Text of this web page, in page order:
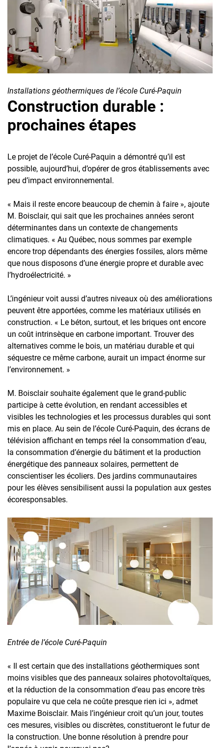
Installations géothermiques de l’école Curé-Paquin
Construction durable :
prochaines étapes
Le projet de l’école Curé-Paquin a démontré qu’il est
possible, aujourd’hui, d’opérer de gros établissements avec
peu d’impact environnemental.
« Mais il reste encore beaucoup de chemin à faire », ajoute
M. Boisclair, qui sait que les prochaines années seront
déterminantes dans un contexte de changements
climatiques. « Au Québec, nous sommes par exemple
encore trop dépendants des énergies fossiles, alors même
que nous disposons d’une énergie propre et durable avec
l’hydroélectricité. »
L’ingénieur voit aussi d’autres niveaux où des améliorations
peuvent être apportées, comme les matériaux utilisés en
construction. « Le béton, surtout, et les briques ont encore
un coût intrinsèque en carbone important. Trouver des
alternatives comme le bois, un matériau durable et qui
séquestre ce même carbone, aurait un impact énorme sur
l’environnement. »
M. Boisclair souhaite également que le grand-public
participe à cette évolution, en rendant accessibles et
visibles les technologies et les processus durables qui sont
mis en place. Au sein de l’école Curé-Paquin, des écrans de
télévision affichant en temps réel la consommation d’eau,
la consommation d’énergie du bâtiment et la production
énergétique des panneaux solaires, permettent de
conscientiser les écoliers. Des jardins communautaires
pour les élèves sensibilisent aussi la population aux gestes
écoresponsables.
Entrée de l’école Curé-Paquin
« Il est certain que des installations géothermiques sont
moins visibles que des panneaux solaires photovoltaïques,
et la réduction de la consommation d’eau pas encore très
populaire vu que cela ne coûte presque rien ici », admet
Maxime Boisclair. Mais l’ingénieur croit qu’un jour, toutes
ces mesures, visibles ou discrètes, constitueront le futur de
la construction. Une bonne résolution à prendre pour